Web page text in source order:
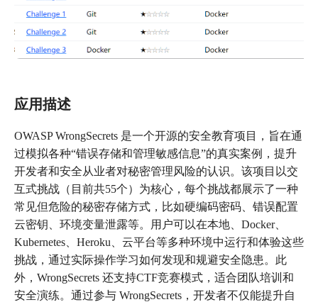
应用描述
OWASP WrongSecrets 是一个开源的安全教育项目，旨在通
过模拟各种“错误存储和管理敏感信息”的真实案例，提升
开发者和安全从业者对秘密管理风险的认识。该项目以交
互式挑战（目前共55个）为核心，每个挑战都展示了一种
常见但危险的秘密存储方式，比如硬编码密码、错误配置
云密钥、环境变量泄露等。用户可以在本地、Docker、
Kubernetes、Heroku、云平台等多种环境中运行和体验这些
挑战，通过实际操作学习如何发现和规避安全隐患。此
外，WrongSecrets 还支持CTF竞赛模式，适合团队培训和
安全演练。通过参与 WrongSecrets，开发者不仅能提升自